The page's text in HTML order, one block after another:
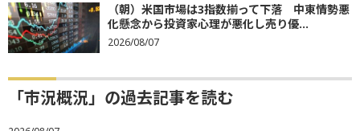
（朝）米国市場は3指数揃って下落 中東情勢悪
化懸念から投資家心理が悪化し売り優...
2026/08/07
「市況概況」の過去記事を読む